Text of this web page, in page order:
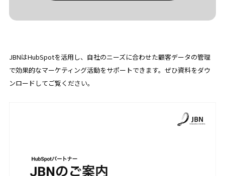
JBNはHubSpotを活用し、自社のニーズに合わせた顧客データの管理
で効果的なマーケティング活動をサポートできます。ぜひ資料をダウ
ンロードしてご覧ください。